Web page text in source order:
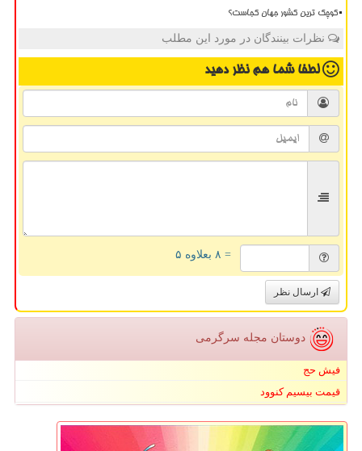
کوچک ترین کشور جهان کجاست؟
نظرات بینندگان در مورد این مطلب
لطفا شما همنظر دهید
= ۸ بعلاوه ۵
ارسال نظر
دوستان مجله سرگرمی
فیش حج
قیمت بیسیم کنوود